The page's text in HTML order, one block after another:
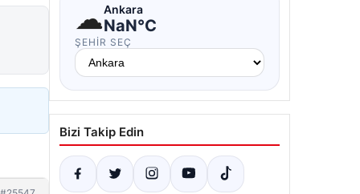
☁Ankara
NaN°C
ŞEHIR SEÇ
Bizi Takip Edin